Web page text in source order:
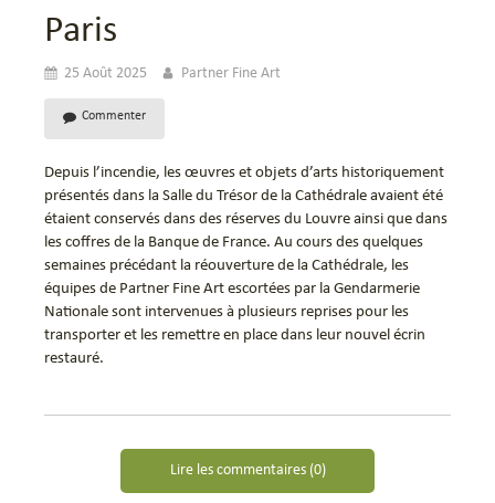
Paris
25 Août 2025 Partner Fine Art
Commenter
Depuis l’incendie, les œuvres et objets d’arts historiquement
présentés dans la Salle du Trésor de la Cathédrale avaient été
étaient conservés dans des réserves du Louvre ainsi que dans
les coffres de la Banque de France. Au cours des quelques
semaines précédant la réouverture de la Cathédrale, les
équipes de Partner Fine Art escortées par la Gendarmerie
Nationale sont intervenues à plusieurs reprises pour les
transporter et les remettre en place dans leur nouvel écrin
restauré.
Lire les commentaires (0)